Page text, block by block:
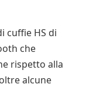
cuffie HS di
che
rispetto alla
alcune